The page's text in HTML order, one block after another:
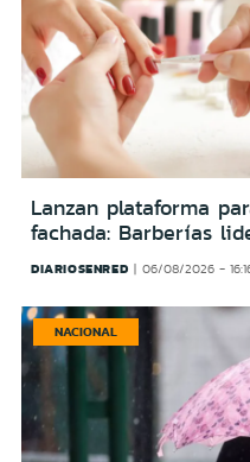
Lanzan plataforma
fachada: Barberías
DIARIOSENRED 06/08/2026 -
NACIONAL